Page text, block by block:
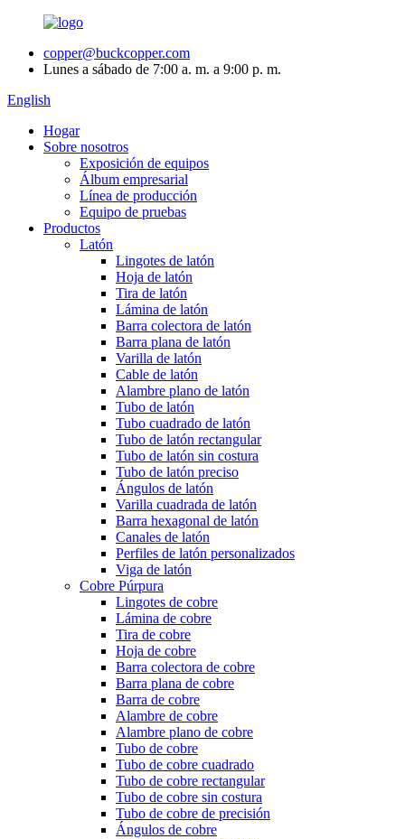
copper@buckcopper.com
Lunes a sábado de 7:00 a. m. a 9:00 p. m.
English
Hogar
Sobre nosotros
Exposición de equipos
Álbum empresarial
Línea de producción
Equipo de pruebas
Productos
Latón
Lingotes de latón
Hoja de latón
Tira de latón
Lámina de latón
Barra colectora de latón
Barra plana de latón
Varilla de latón
Cable de latón
Alambre plano de latón
Tubo de latón
Tubo cuadrado de latón
Tubo de latón rectangular
Tubo de latón sin costura
Tubo de latón preciso
Ángulos de latón
Varilla cuadrada de latón
Barra hexagonal de latón
Canales de latón
Perfiles de latón personalizados
Viga de latón
Cobre Púrpura
Lingotes de cobre
Lámina de cobre
Tira de cobre
Hoja de cobre
Barra colectora de cobre
Barra plana de cobre
Barra de cobre
Alambre de cobre
Alambre plano de cobre
Tubo de cobre
Tubo de cobre cuadrado
Tubo de cobre rectangular
Tubo de cobre sin costura
Tubo de cobre de precisión
Ángulos de cobre